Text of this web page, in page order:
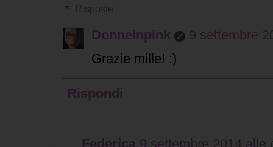
Risposte
Donneinpink
9 settembre
Grazie mille! :)
Rispondi
Federica 9 settembre 2014 alle